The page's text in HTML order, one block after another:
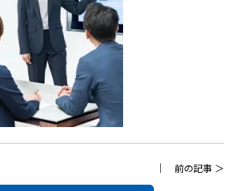
｜ 前の記事 ＞